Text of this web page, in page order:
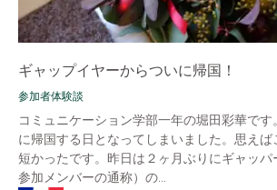
ギャップイヤーからついに帰国！
参加者体験談
コミュニケーション学部一年の堀田彩華で
に帰国する日となってしまいました。思えば
短かったです。昨日は２ヶ月ぶりにギャッパ
参加メンバーの通称）の...